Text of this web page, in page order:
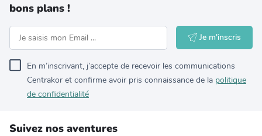
bons plans !
Je m'inscris
En m’inscrivant, j’accepte de recevoir les communications
Centrakor et confirme avoir pris connaissance de la politique
de confidentialité
Suivez nos aventures